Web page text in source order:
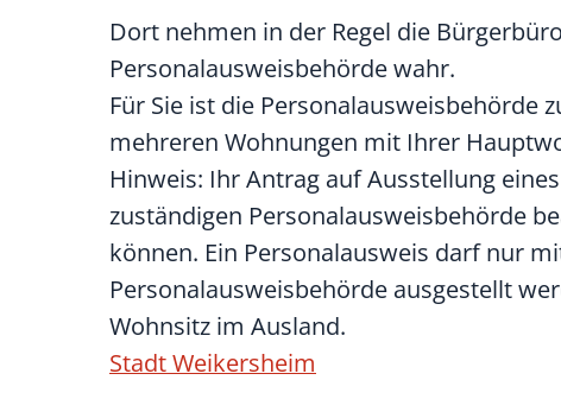
Dort nehmen in der Regel die
Personalausweisbehörde wahr.
Für Sie ist die Personalausweisbehörde
mehreren Wohnungen mit Ihrer
Hinweis: Ihr Antrag auf Ausstellung
zuständigen Personalausweisbehörde
können. Ein Personalausweis darf nur
Personalausweisbehörde ausgestellt
Wohnsitz im Ausland.
Stadt Weikersheim